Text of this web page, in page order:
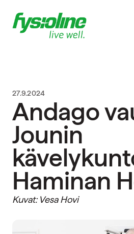
27.9.2024
Andago
Jounin
Haminan
Kuvat: Vesa Hovi